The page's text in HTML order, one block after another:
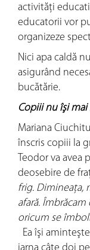
activități
educatorii vor
organizeze
Nici apa caldă
asigurând
bucătărie.
Copiii nu îşi mai
Mariana
înscris copiii la
Teodor va avea
deosebire de
frig. Dimineața,
afară.
oricum se
Ea îşi